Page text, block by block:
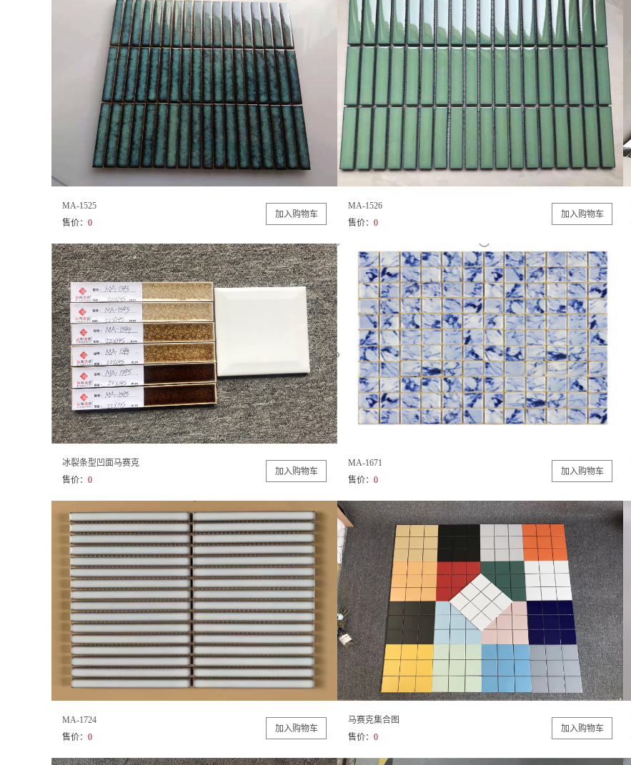
MA-1525
售价： 0
MA-1526
售价： 0
冰裂条型凹面马赛克
售价： 0
MA-1671
售价： 0
MA-1724
售价： 0
马赛克集合图
售价： 0